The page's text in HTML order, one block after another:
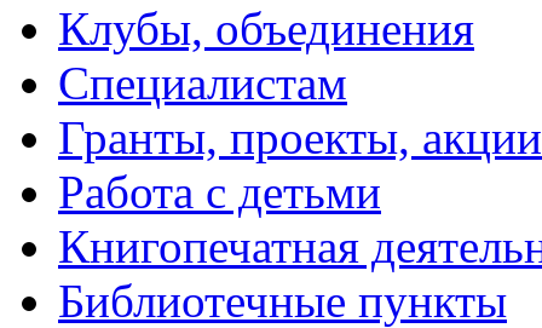
Клубы, объединения
Специалистам
Гранты, проекты, акции
Работа с детьми
Книгопечатная
Библиотечные пункты